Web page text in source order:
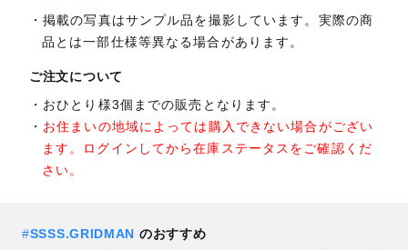
掲載の写真はサンプル品を撮影しています。実際の商
品とは一部仕様等異なる場合があります。
ご注文について
おひとり様3個までの販売となります。
お住まいの地域によっては購入できない場合がござい
ます。ログインしてから在庫ステータスをご確認くだ
さい。
#SSSS.GRIDMAN のおすすめ